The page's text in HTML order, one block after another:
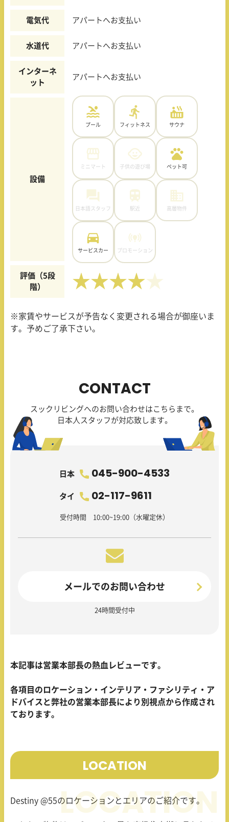
電気代 アパートへお支払い
水道代 アパートへお支払い
インターネ
ット
アパートへお支払い
設備
プール フィットネス サウナ
ミニマート 子供の遊び場 ペット可
日本語スタッフ 駅近 高層物件
サービスカー プロモーション
評価（5段
階）
★★★★
※家賃やサービスが予告なく変更される場合が御座いま
す。予めご了承下さい。
CONTACT
スックリビングへのお問い合わせはこちらまで。
日本人スタッフが対応致します。
日本 045-900-4533
タイ 02-117-9611
受付時間 10:00~19:00（水曜定休）
メールでのお問い合わせ
24時間受付中
本記事は営業本部長の熱血レビューです。
各項目のロケーション・インテリア・ファシリティ・ア
ドバイスと弊社の営業本部長により別視点から作成され
ております。
LOCATION
Destiny @55のロケーションとエリアのご紹介です。